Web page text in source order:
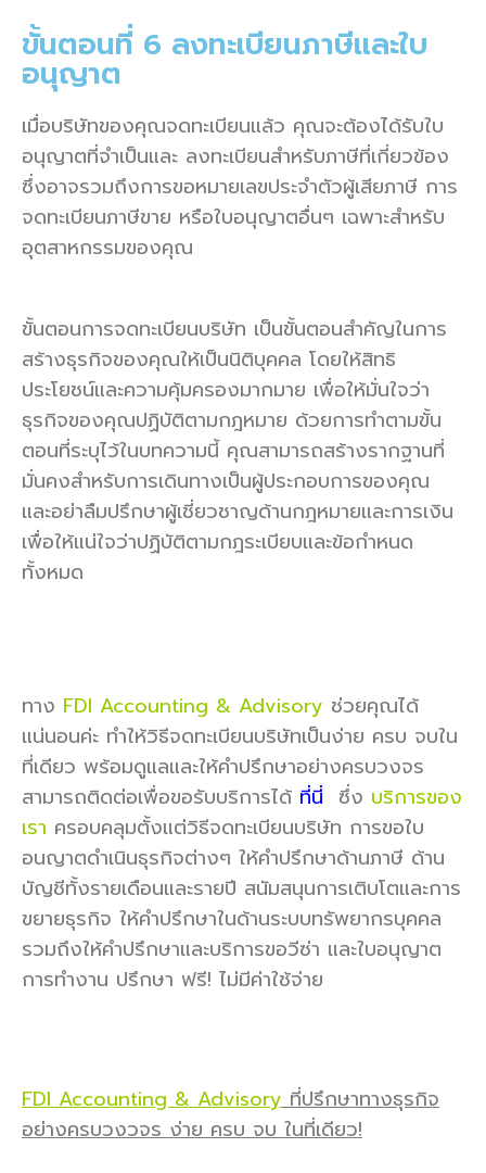
ขั้นตอนที่ 6 ลงทะเบียนภาษีและใบ
อนุญาต
เมื่อบริษัทของคุณจดทะเบียนแล้ว คุณจะต้องได้รับใบ
อนุญาตที่จำเป็นและ ลงทะเบียนสำหรับภาษีที่เกี่ยวข้อง
ซึ่งอาจรวมถึงการขอหมายเลขประจำตัวผู้เสียภาษี การ
จดทะเบียนภาษีขาย หรือใบอนุญาตอื่นๆ เฉพาะสำหรับ
อุตสาหกรรมของคุณ
ขั้นตอนการจดทะเบียนบริษัท เป็นขั้นตอนสำคัญในการ
สร้างธุรกิจของคุณให้เป็นนิติบุคคล โดยให้สิทธิ
ประโยชน์และความคุ้มครองมากมาย เพื่อให้มั่นใจว่า
ธุรกิจของคุณปฏิบัติตามกฎหมาย ด้วยการทำตามขั้น
ตอนที่ระบุไว้ในบทความนี้ คุณสามารถสร้างรากฐานที่
มั่นคงสำหรับการเดินทางเป็นผู้ประกอบการของคุณ
และอย่าลืมปรึกษาผู้เชี่ยวชาญด้านกฎหมายและการเงิน
เพื่อให้แน่ใจว่าปฏิบัติตามกฎระเบียบและข้อกำหนด
ทั้งหมด
ทาง FDI Accounting & Advisory ช่วยคุณได้
แน่นอนค่ะ ทำให้วิธีจดทะเบียนบริษัทเป็นง่าย ครบ จบใน
ที่เดียว พร้อมดูแลและให้คำปรึกษาอย่างครบวงจร
สามารถติดต่อเพื่อขอรับบริการได้ ที่นี่ ซึ่ง บริการของ
เรา ครอบคลุมตั้งแต่วิธีจดทะเบียนบริษัท การขอใบ
อนญาตดำเนินธุรกิจต่างๆ ให้คำปรึกษาด้านภาษี ด้าน
บัญชีทั้งรายเดือนและรายปี สนัมสนุนการเติบโตและการ
ขยายธุรกิจ ให้คำปรึกษาในด้านระบบทรัพยากรบุคคล
รวมถึงให้คำปรึกษาและบริการขอวีซ่า และใบอนุญาต
การทำงาน ปรึกษา ฟรี! ไม่มีค่าใช้จ่าย
FDI Accounting & Advisoryที่ปรึกษาทางธุรกิจ
อย่างครบวงวจร ง่าย ครบ จบ ในที่เดียว!